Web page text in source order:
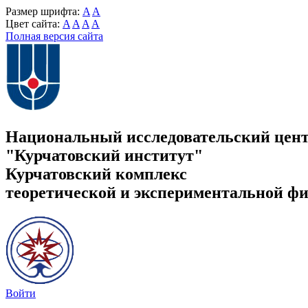
Размер шрифта: A A
Цвет сайта: A A A A
Полная версия сайта
Национальный исследовательский
"Курчатовский институт"
Курчатовский комплекс
теоретической и экспериментальной
Войти